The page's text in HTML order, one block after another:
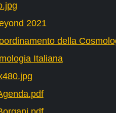
2021
della
Italiana